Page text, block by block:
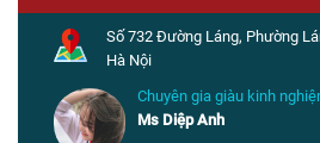
Số 732 Đường Láng, Phường
Hà Nội
Chuyên gia giàu kinh
Ms Diệp Anh